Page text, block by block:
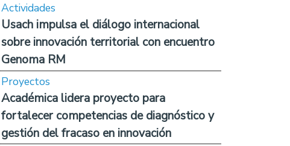
Actividades
Usach impulsa el diálogo internacional
sobre innovación territorial con encuentro
Genoma RM
Proyectos
Académica lidera proyecto para
fortalecer competencias de diagnóstico y
gestión del fracaso en innovación